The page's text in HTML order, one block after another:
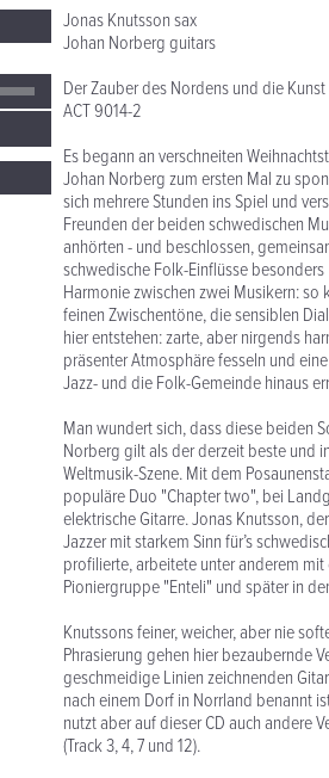
Jonas Knutsson sax
Johan Norberg guitars
Der Zauber des Nordens und die
ACT 9014-2
Es begann an verschneiten
Johan Norberg zum ersten Mal zu
sich mehrere Stunden ins Spiel und
Freunden der beiden schwedischen
anhörten - und beschlossen,
schwedische Folk-Einflüsse
Harmonie zwischen zwei Musikern:
feinen Zwischentöne, die sensiblen
hier entstehen: zarte, aber nirgends
präsenter Atmosphäre fesseln und
Jazz- und die Folk-Gemeinde hinaus
Man wundert sich, dass diese beiden
Norberg gilt als der derzeit beste und
Weltmusik-Szene. Mit dem
populäre Duo "Chapter two", bei
elektrische Gitarre. Jonas Knutsson,
Jazzer mit starkem Sinn für’s
profilierte, arbeitete unter anderem
Pioniergruppe "Enteli" und später in
Knutssons feiner, weicher, aber nie
Phrasierung gehen hier bezaubernde
geschmeidige Linien zeichnenden
nach einem Dorf in Norrland benannt
nutzt aber auf dieser CD auch andere
(Track 3, 4, 7 und 12).